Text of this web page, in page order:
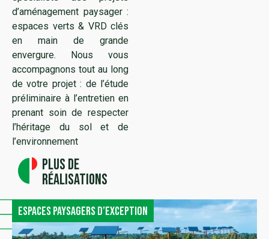
d’aménagement paysager :
espaces verts & VRD clés
en main de grande
envergure. Nous vous
accompagnons tout au long
de votre projet : de l’étude
préliminaire à l’entretien en
prenant soin de respecter
l’héritage du sol et de
l’environnement
Plus de
réalisations
Espaces paysagers d’exception